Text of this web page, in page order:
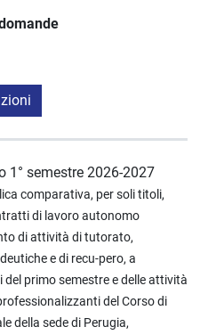
1° semestre 2026-2027
comparativa, per soli titoli,
di lavoro autonomo
di attività di tutorato,
e di recu-pero, a
primo semestre e delle attività
del Corso di
della sede di Perugia,